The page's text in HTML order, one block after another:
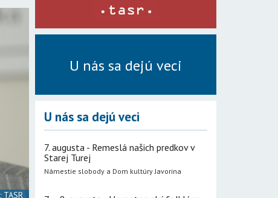
TASR
U nás sa dejú veci
U nás sa dejú veci
7. augusta - Remeslá našich predkov v
Starej Turej
Námestie slobody a Dom kultúry Javorina